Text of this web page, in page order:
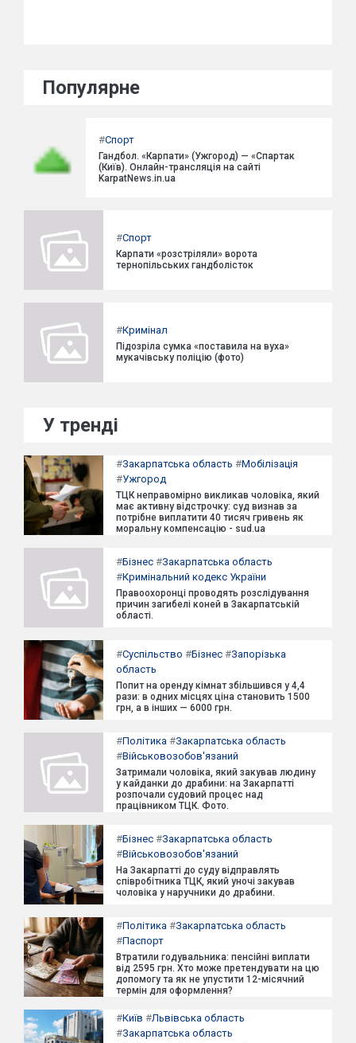
Популярне
#Спорт
Гандбол. «Карпати» (Ужгород) — «Спартак
(Київ). Онлайн-трансляція на сайті
KarpatNews.in.ua
#Спорт
Карпати «розстріляли» ворота
тернопільських гандболісток
#Кримінал
Підозріла сумка «поставила на вуха»
мукачівську поліцію (фото)
У тренді
#Закарпатська область #Мобілізація
#Ужгород
ТЦК неправомірно викликав чоловіка, який
має активну відстрочку: суд визнав за
потрібне виплатити 40 тисяч гривень як
моральну компенсацію - sud.ua
#Бізнес #Закарпатська область
#Кримінальний кодекс України
Правоохоронці проводять розслідування
причин загибелі коней в Закарпатській
області.
#Суспільство #Бізнес #Запорізька
область
Попит на оренду кімнат збільшився у 4,4
рази: в одних місцях ціна становить 1500
грн, а в інших — 6000 грн.
#Політика #Закарпатська область
#Військовозобов'язаний
Затримали чоловіка, який закував людину
у кайданки до драбини: на Закарпатті
розпочали судовий процес над
працівником ТЦК. Фото.
#Бізнес #Закарпатська область
#Військовозобов'язаний
На Закарпатті до суду відправлять
співробітника ТЦК, який уночі закував
чоловіка у наручники до драбини.
#Політика #Закарпатська область
#Паспорт
Втратили годувальника: пенсійні виплати
від 2595 грн. Хто може претендувати на цю
допомогу та як не упустити 12-місячний
термін для оформлення?
#Київ #Львівська область
#Закарпатська область